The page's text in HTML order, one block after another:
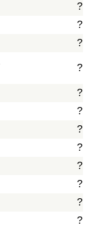
?
?
?
?
?
?
?
?
?
?
?
?